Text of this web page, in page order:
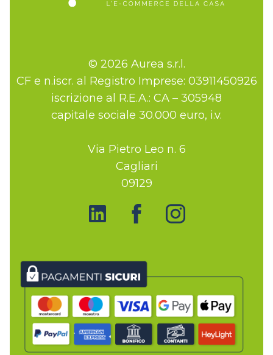
© 2026 Aurea s.r.l.
CF e n.iscr. al Registro Imprese: 03911450926
iscrizione al R.E.A.: CA – 305948
capitale sociale 30.000 euro, i.v.
Via Pietro Leo n. 6
Cagliari
09129